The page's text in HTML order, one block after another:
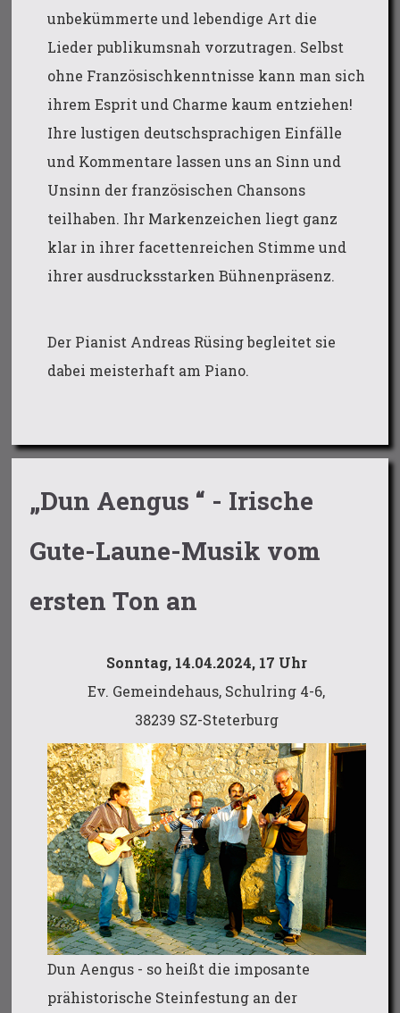
unbekümmerte und lebendige Art die
Lieder publikumsnah vorzutragen. Selbst
ohne Französischkenntnisse kann man sich
ihrem Esprit und Charme kaum entziehen!
Ihre lustigen deutschsprachigen Einfälle
und Kommentare lassen uns an Sinn und
Unsinn der französischen Chansons
teilhaben. Ihr Markenzeichen liegt ganz
klar in ihrer facettenreichen Stimme und
ihrer ausdrucksstarken Bühnenpräsenz.
Der Pianist Andreas Rüsing begleitet sie
dabei meisterhaft am Piano.
„Dun Aengus “ - Irische
Gute-Laune-Musik vom
ersten Ton an
Sonntag, 14.04.2024, 17 Uhr
Ev. Gemeindehaus, Schulring 4-6,
38239 SZ-Steterburg
Dun Aengus - so heißt die imposante
prähistorische Steinfestung an der